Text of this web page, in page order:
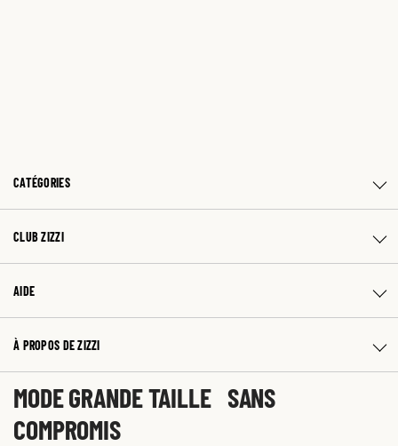
CATÉGORIES
CLUB ZIZZI
AIDE
À PROPOS DE ZIZZI
MODE GRANDE TAILLE SANS
COMPROMIS